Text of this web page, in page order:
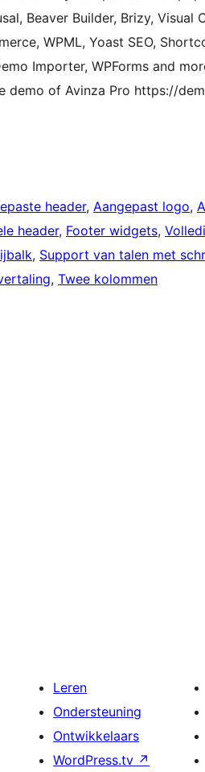
Beaver Builder, Brizy, Visual
WPML, Yoast SEO,
Importer, WPForms and
demo of Avinza Pro https://
header, Aangepast logo,
header, Footer widgets,
, Support van talen met
, Twee kolommen
Leren
Ondersteuning
Ontwikkelaars
WordPress.tv ↗